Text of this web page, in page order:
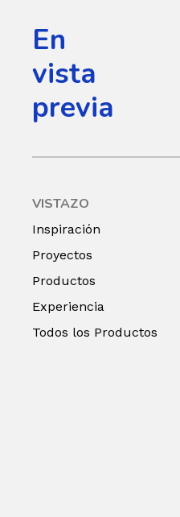
En
vista
previa
VISTAZO
Inspiración
Proyectos
Productos
Experiencia
Todos los Productos